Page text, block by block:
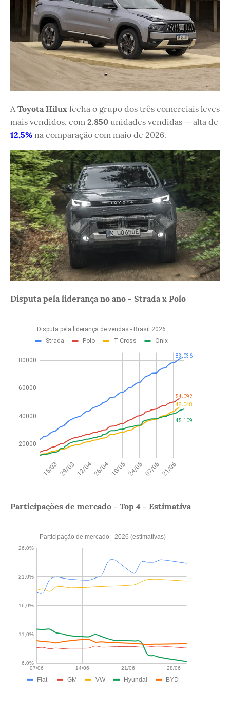
A Toyota Hilux fecha o grupo dos três comerciais leves
mais vendidos, com 2.850 unidades vendidas — alta de
12,5% na comparação com maio de 2026.
Disputa pela liderança no ano - Strada x Polo
Participações de mercado - Top 4 - Estimativa